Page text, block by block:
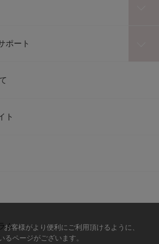
ポート
ト
ム
お客様がより便利にご利用頂けるように、
るページがございます。